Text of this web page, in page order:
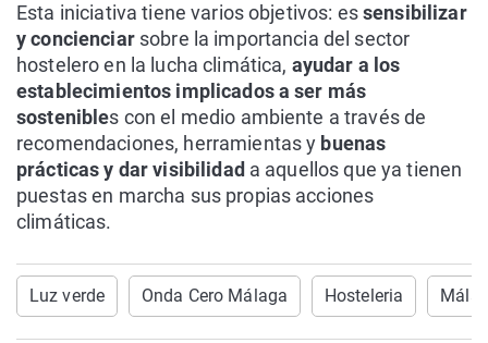
Esta iniciativa tiene varios objetivos: essensibilizar
y concienciarsobre la importancia del sector
hostelero en la lucha climática, ayudar a los
establecimientos implicados a ser más
sostenibles con el medio ambiente a través de
recomendaciones, herramientas y buenas
prácticas y dar visibilidad a aquellos que ya tienen
puestas en marcha sus propias acciones
climáticas.
Luz verde Onda Cero Málaga Hosteleria